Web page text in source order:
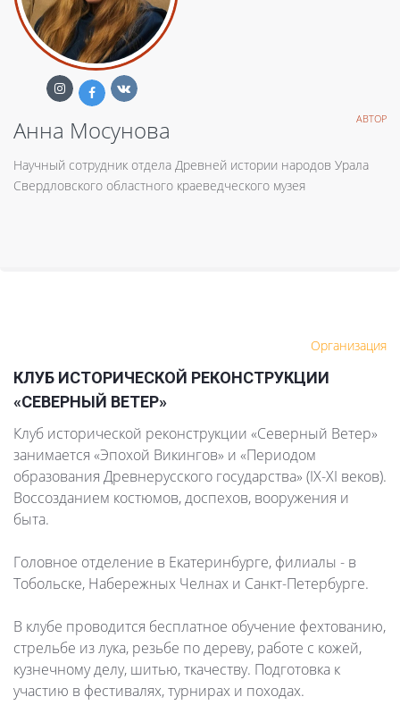
Анна Мосунова АВТОР
Научный сотрудник отдела Древней истории народов Урала
Свердловского областного краеведческого музея
Организация
КЛУБ ИСТОРИЧЕСКОЙ РЕКОНСТРУКЦИИ
«СЕВЕРНЫЙ ВЕТЕР»
Клуб исторической реконструкции «Северный Ветер»
занимается «Эпохой Викингов» и «Периодом
образования Древнерусского государства» (IX-XI веков).
Воссозданием костюмов, доспехов, вооружения и
быта.
Головное отделение в Екатеринбурге, филиалы - в
Тобольске, Набережных Челнах и Санкт-Петербурге.
В клубе проводится бесплатное обучение фехтованию,
стрельбе из лука, резьбе по дереву, работе с кожей,
кузнечному делу, шитью, ткачеству. Подготовка к
участию в фестивалях, турнирах и походах.